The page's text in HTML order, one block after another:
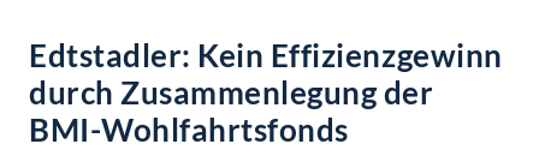
Edtstadler: Kein Effizienzgewinn
durch Zusammenlegung der
BMI-Wohlfahrtsfonds